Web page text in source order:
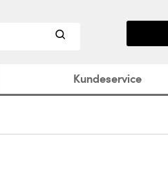
Kundeservice